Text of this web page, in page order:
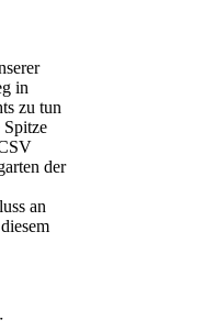
in
zu tun
Spitze
der
an